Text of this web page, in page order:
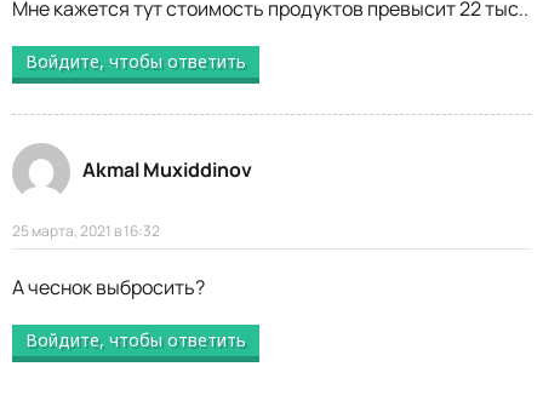
Мне кажется тут стоимость продуктов превысит 22 тыс..
Войдите, чтобы ответить
Akmal Muxiddinov
25 марта, 2021 в 16:32
А чеснок выбросить?
Войдите, чтобы ответить